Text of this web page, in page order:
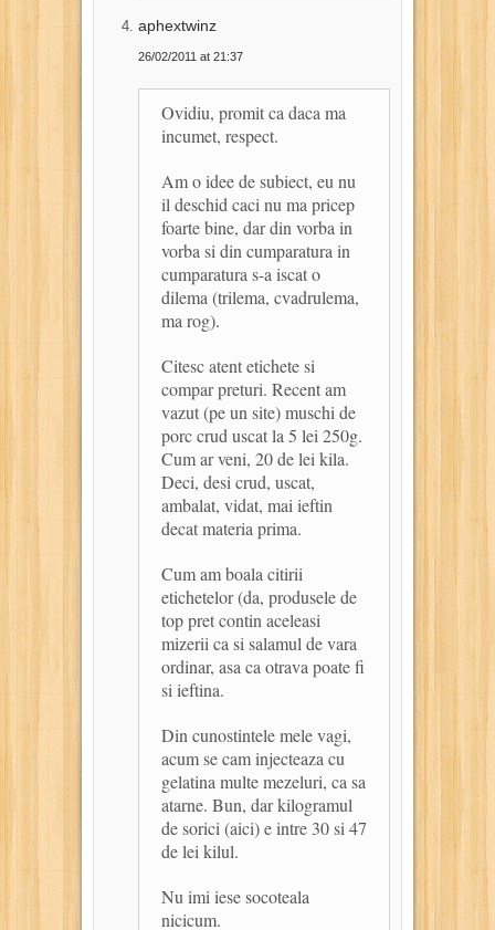
aphextwinz
26/02/2011 at 21:37
Ovidiu, promit ca daca ma
incumet, respect.
Am o idee de subiect, eu nu
il deschid caci nu ma pricep
foarte bine, dar din vorba in
vorba si din cumparatura in
cumparatura s-a iscat o
dilema (trilema, cvadrulema,
ma rog).
Citesc atent etichete si
compar preturi. Recent am
vazut (pe un site) muschi de
porc crud uscat la 5 lei 250g.
Cum ar veni, 20 de lei kila.
Deci, desi crud, uscat,
ambalat, vidat, mai ieftin
decat materia prima.
Cum am boala citirii
etichetelor (da, produsele de
top pret contin aceleasi
mizerii ca si salamul de vara
ordinar, asa ca otrava poate fi
si ieftina.
Din cunostintele mele vagi,
acum se cam injecteaza cu
gelatina multe mezeluri, ca sa
atarne. Bun, dar kilogramul
de sorici (aici) e intre 30 si 47
de lei kilul.
Nu imi iese socoteala
nicicum.